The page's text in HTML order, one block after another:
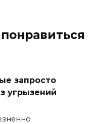
запросто
угрызений